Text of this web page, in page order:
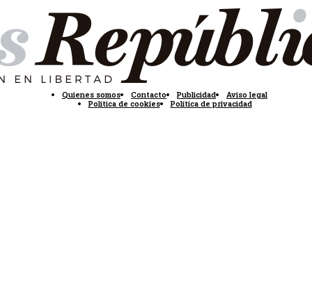
Quienes somos Contacto Publicidad
Aviso legal
Política de cookies
Política de privacidad